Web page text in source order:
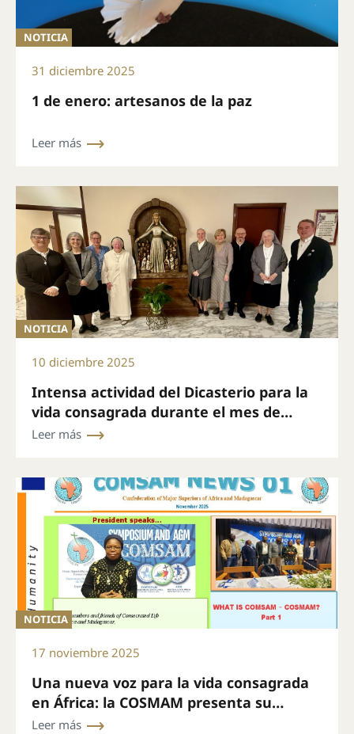
NOTICIA
31 diciembre 2025
1 de enero: artesanos de la paz
Leer más
NOTICIA
10 diciembre 2025
Intensa actividad del Dicasterio para la
vida consagrada durante el mes de
noviembre
Leer más
NOTICIA
17 noviembre 2025
Una nueva voz para la vida consagrada
en África: la COSMAM presenta su
boletín mensual
Leer más